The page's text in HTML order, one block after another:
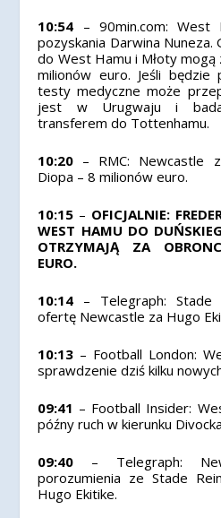
10:54 – 90min.com:
pozyskania Darwina Nuneza.
do West Hamu i Młoty
milionów euro. Jeśli
testy medyczne może
jest w Urugwaju i
transferem do Tottenhamu.
10:20 – RMC: Newcastle
Diopa – 8 milionów euro.
10:15 – OFICJALNIE:
WEST HAMU DO
OTRZYMAJĄ ZA
EURO.
10:14 – Telegraph: Stade
ofertę Newcastle za Hugo
10:13 – Football London:
sprawdzenie dziś kilku
09:41 – Football Insider:
późny ruch w kierunku
09:40 – Telegraph:
porozumienia ze Stade
Hugo Ekitike.